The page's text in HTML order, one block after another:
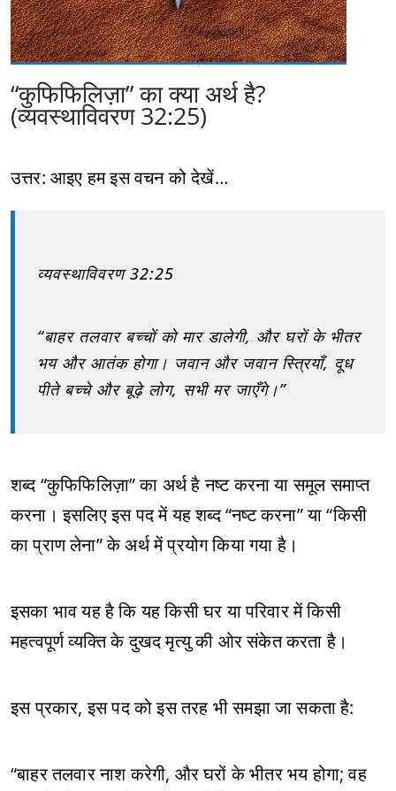
“कुफिफिलिज़ा” का क्या अर्थ है?
(व्यवस्थाविवरण 32:25)
उत्तर: आइए हम इस वचन को देखें…
व्यवस्थाविवरण 32:25
“बाहर तलवार बच्चों को मार डालेगी, और घरों के भीतर
भय और आतंक होगा। जवान और जवान स्त्रियाँ, दूध
पीते बच्चे और बूढ़े लोग, सभी मर जाएँगे।”
शब्द “कुफिफिलिज़ा” का अर्थ है नष्ट करना या समूल समाप्त
करना। इसलिए इस पद में यह शब्द “नष्ट करना” या “किसी
का प्राण लेना” के अर्थ में प्रयोग किया गया है।
इसका भाव यह है कि यह किसी घर या परिवार में किसी
महत्वपूर्ण व्यक्ति के दुखद मृत्यु की ओर संकेत करता है।
इस प्रकार, इस पद को इस तरह भी समझा जा सकता है:
“बाहर तलवार नाश करेगी, और घरों के भीतर भय होगा; वह